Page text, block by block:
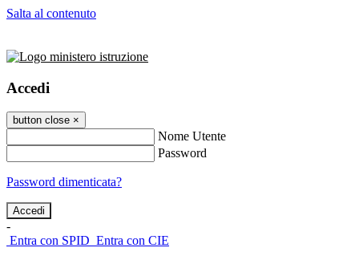
Salta al contenuto
Accedi
button close ×
Nome Utente
Password
Password dimenticata?
-
Entra con SPID Entra con CIE